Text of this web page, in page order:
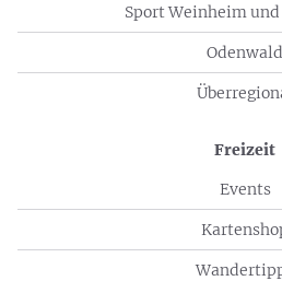
Sport Weinheim
Odenwald
Freizeit
Events